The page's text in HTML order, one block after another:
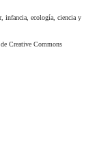
infancia, ecología, ciencia y
Creative Commons